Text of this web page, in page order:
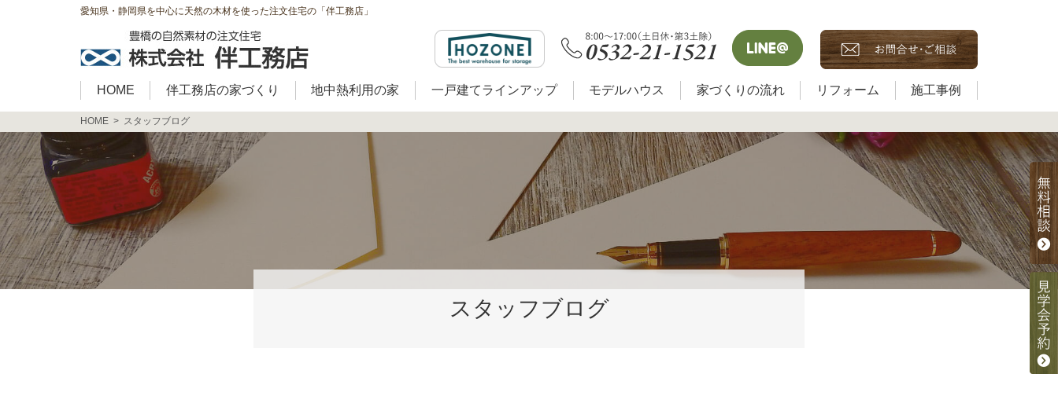
愛知県・静岡県を中心に天然の木材を使った注文住宅の「伴工務店」
HOME 伴工務店の家づくり 地中熱利用の家 一戸建てラインアップ モデルハウス 家づくりの流れ リフォーム 施工事例
HOME スタッフブログ
スタッフブログ